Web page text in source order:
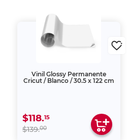
Vinil Glossy Permanente
Cricut / Blanco / 30.5 x 122 cm
$118.15
$139.00